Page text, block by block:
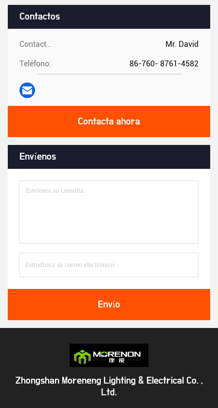
Contactos
Contactos: Mr. David
Teléfono: 86-760- 8761-4582
Contacta ahora
Envíenos
Envío
Zhongshan Moreneng Lighting & Electrical Co. ,
Ltd.